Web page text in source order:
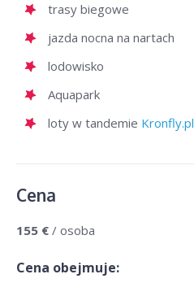
trasy biegowe
jazda nocna na nartach
lodowisko
Aquapark
loty w tandemie Kronfly.pl
Cena
155 € / osoba
Cena obejmuje: